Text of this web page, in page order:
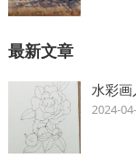
最新文章
水彩
2024-